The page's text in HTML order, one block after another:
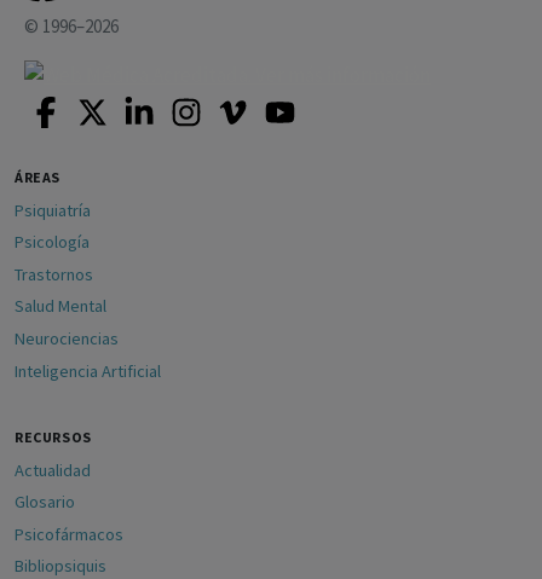
© 1996–2026
ÁREAS
Psiquiatría
Psicología
Trastornos
Salud Mental
Neurociencias
Inteligencia Artificial
RECURSOS
Actualidad
Glosario
Psicofármacos
Bibliopsiquis